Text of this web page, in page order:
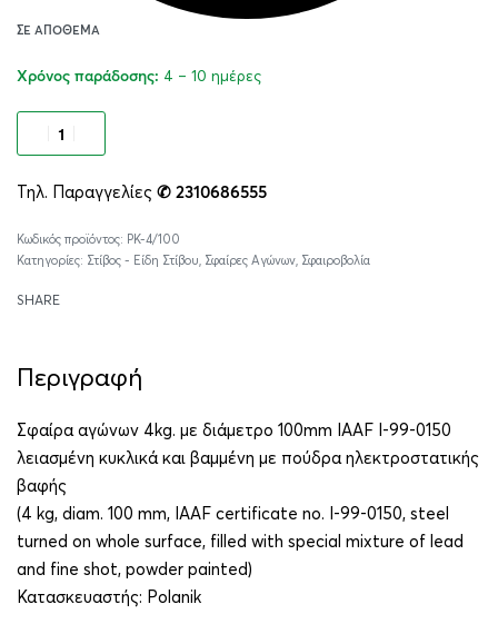
ΣΕ ΑΠΌΘΕΜΑ
Χρόνος παράδοσης: 4 – 10 ημέρες
Τηλ. Παραγγελίες ✆ 2310686555
PK-4/100
Κατηγορίες: Στίβος - Είδη Στίβου, Σφαίρες Αγώνων, Σφαιροβολία
SHARE
Περιγραφή
Σφαίρα αγώνων 4kg. με διάμετρο 100mm IAAF I-99-0150
λειασμένη κυκλικά και βαμμένη με πούδρα ηλεκτροστατικής
βαφής
(4 kg, diam. 100 mm, IAAF certificate no. I-99-0150, steel
turned on whole surface, filled with special mixture of lead
and fine shot, powder painted)
Κατασκευαστής: Polanik